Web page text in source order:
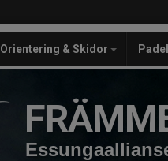
Orientering & Skidor Padel